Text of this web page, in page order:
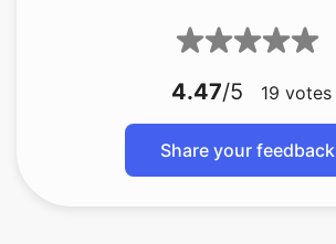
4.47/5 19 votes
Share your feedback